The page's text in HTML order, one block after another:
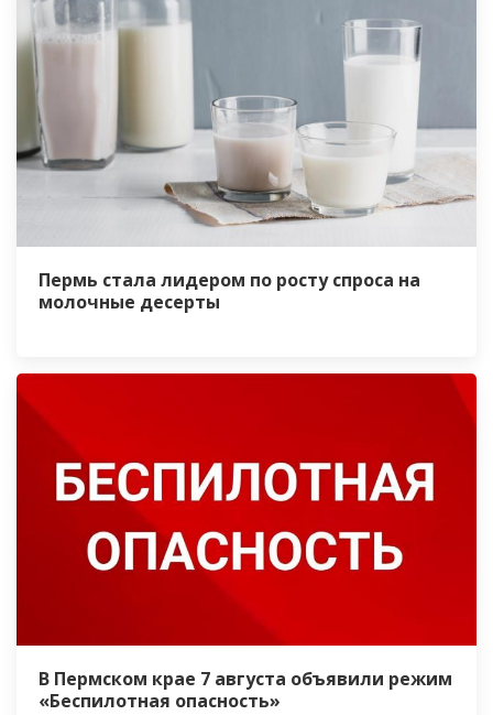
Пермь стала лидером по росту спроса на
молочные десерты
В Пермском крае 7 августа объявили режим
«Беспилотная опасность»